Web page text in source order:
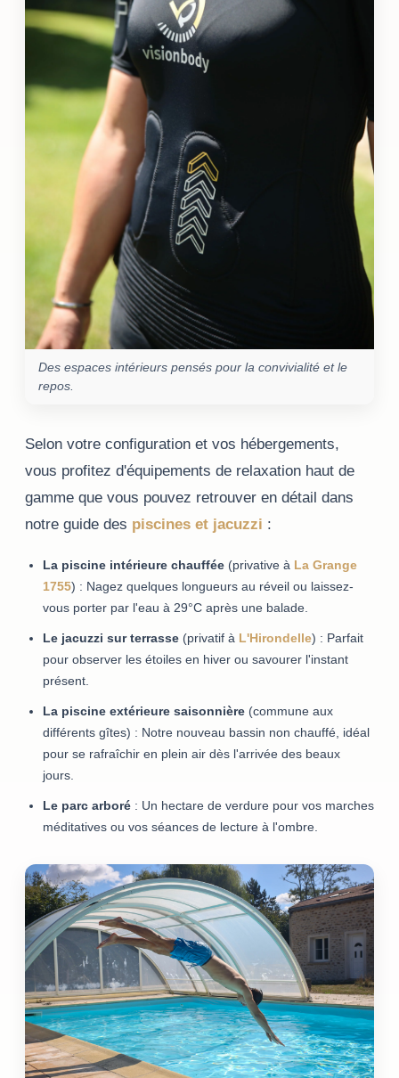
Des espaces intérieurs pensés pour la convivialité et le
repos.
Selon votre configuration et vos hébergements,
vous profitez d'équipements de relaxation haut de
gamme que vous pouvez retrouver en détail dans
notre guide des piscines et jacuzzi :
La piscine intérieure chauffée (privative à La Grange
1755) : Nagez quelques longueurs au réveil ou laissez-
vous porter par l'eau à 29°C après une balade.
Le jacuzzi sur terrasse (privatif à L'Hirondelle) : Parfait
pour observer les étoiles en hiver ou savourer l'instant
présent.
La piscine extérieure saisonnière (commune aux
différents gîtes) : Notre nouveau bassin non chauffé, idéal
pour se rafraîchir en plein air dès l'arrivée des beaux
jours.
Le parc arboré : Un hectare de verdure pour vos marches
méditatives ou vos séances de lecture à l'ombre.